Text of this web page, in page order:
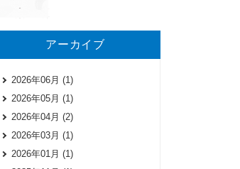
アーカイブ
2026年06月 (1)
2026年05月 (1)
2026年04月 (2)
2026年03月 (1)
2026年01月 (1)